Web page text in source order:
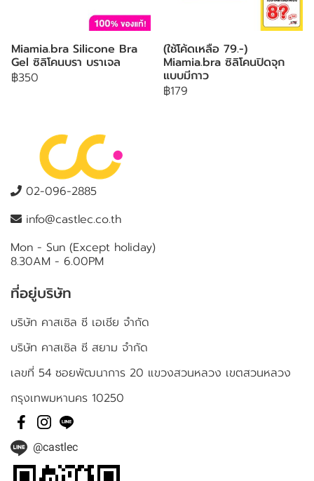
Miamia.bra Silicone Bra
Gel ซิลิโคนบรา บราเจล
฿350
(ใช้โค้ดเหลือ 79.-)
Miamia.bra ซิลิโคนปิดจุก
แบบมีกาว
฿179
02-096-2885
info@castlec.co.th
Mon - Sun (Except holiday)
8.30AM - 6.00PM
ที่อยู่บริษัท
บริษัท คาสเซิล ซี เอเชีย จำกัด
บริษัท คาสเซิล ซี สยาม จำกัด
เลขที่ 54 ซอยพัฒนาการ 20 แขวงสวนหลวง เขตสวนหลวง
กรุงเทพมหานคร 10250
@castlec